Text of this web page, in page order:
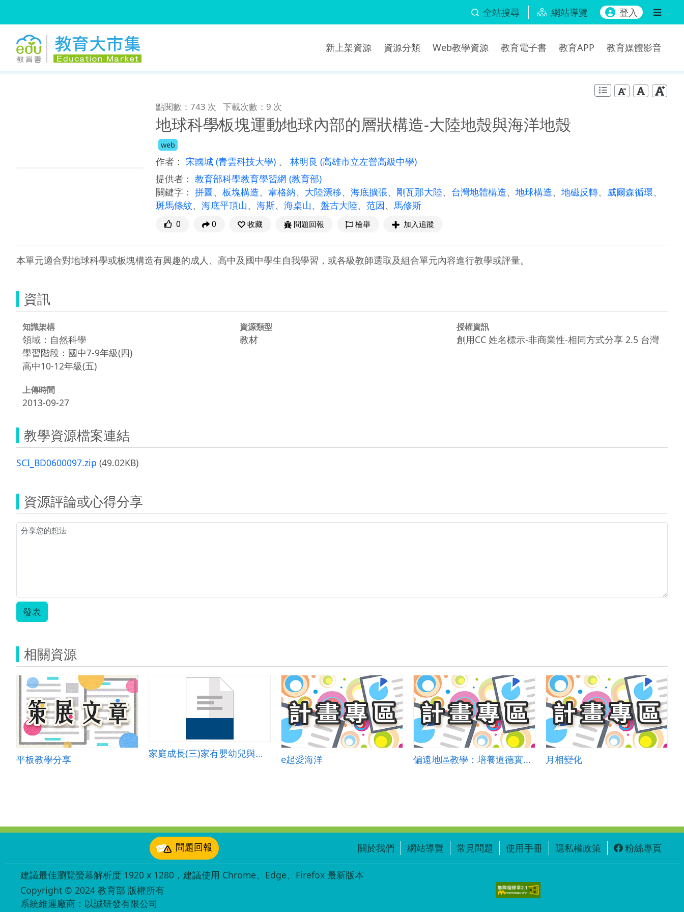
全站搜尋 網站導覽 登入
新上架資源 資源分類 Web教學資源 教育電子書 教育APP 教育媒體影音
點閱數：743 次 下載次數：9 次
地球科學∕板塊運動∕地球內部的層狀構造-大陸地殼與海洋地殼
web
作者： 宋國城 (青雲科技大學) 、 林明良 (高雄市立左營高級中學)
提供者： 教育部科學教育學習網 (教育部)
關鍵字： 拼圖、 板塊構造、 韋格納、 大陸漂移、 海底擴張、 剛瓦那大陸、 台灣地體構造、 地球構造、 地磁反轉、 威爾森循環、
斑馬條紋、 海底平頂山、 海斯、 海桌山、 盤古大陸、 范因、 馬修斯
0 0 收藏 問題回報 檢舉 加入追蹤
本單元適合對地球科學或板塊構造有興趣的成人、高中及國中學生自我學習，或各級教師選取及組合單元內容進行教學或評量。
資訊
知識架構
領域：自然科學
學習階段：國中7-9年級(四)
高中10-12年級(五)
資源類型
教材
授權資訊
創用CC 姓名標示-非商業性-相同方式分享 2.5 台灣
上傳時間
2013-09-27
教學資源檔案連結
SCI_BD0600097.zip (49.02KB)
資源評論或心得分享
發表
相關資源
平板教學分享
家庭成長(三)家有嬰幼兒與學齡前兒童篇教案
e起愛海洋 偏遠地區教學：培養道德實踐與公民意識素養 月相變化
問題回報 關於我們 網站導覽 常見問題 使用手冊 隱私權政策 粉絲專頁
建議最佳瀏覽螢幕解析度 1920 x 1280，建議使用 Chrome、Edge、Firefox 最新版本
Copyright © 2024 教育部 版權所有
系統維運廠商：以誠研發有限公司